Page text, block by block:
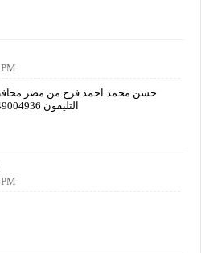
حسن محمد احمد فرج من مصر
التليفون 01149004936 رقم الثاني 1091718891